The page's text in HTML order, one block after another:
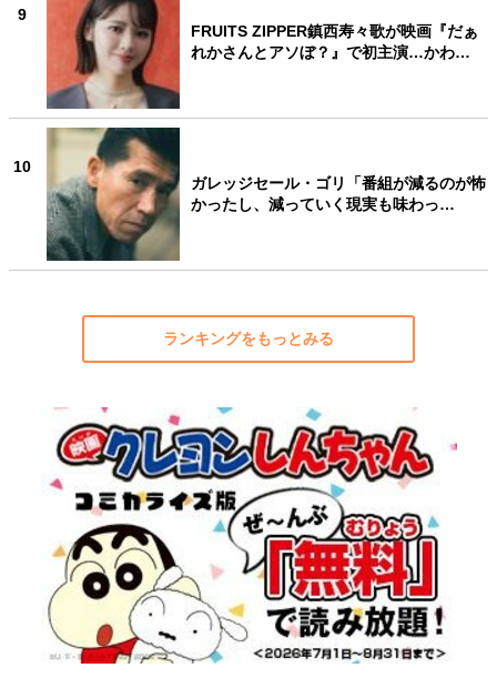
9
FRUITS ZIPPER鎮西寿々歌が映画『だぁ
れかさんとアソぼ？』で初主演…かわ…
10
ガレッジセール・ゴリ「番組が減るのが怖
かったし、減っていく現実も味わっ…
ランキングをもっとみる